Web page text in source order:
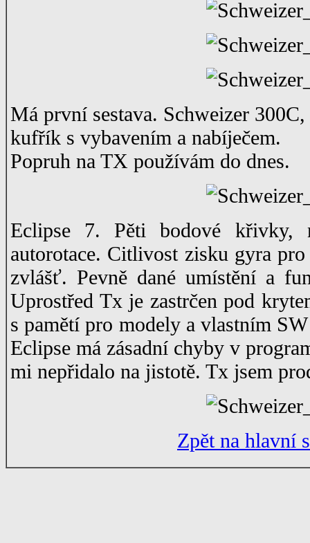
Má první sestava. Schweizer
kufřík s vybavením a nabíječem.
Popruh na TX používám do dnes.
Eclipse 7. Pěti bodové křivky,
autorotace. Citlivost zisku gyra
zvlášť. Pevně dané umístění a
Uprostřed Tx je zastrčen pod
s pamětí pro modely a vlastním
Eclipse má zásadní chyby v
mi nepřidalo na jistotě. Tx jsem
Zpět na hlavní